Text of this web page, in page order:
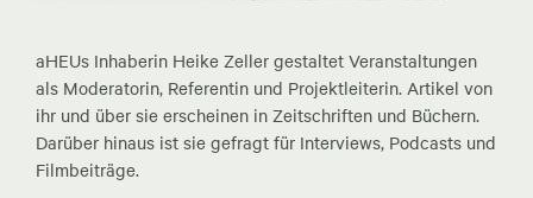
aHEUs Inhaberin Heike Zeller gestaltet Veranstaltungen
als Moderatorin, Referentin und Projektleiterin. Artikel von
ihr und über sie erscheinen in Zeitschriften und Büchern.
Darüber hinaus ist sie gefragt für Interviews, Podcasts und
Filmbeiträge.